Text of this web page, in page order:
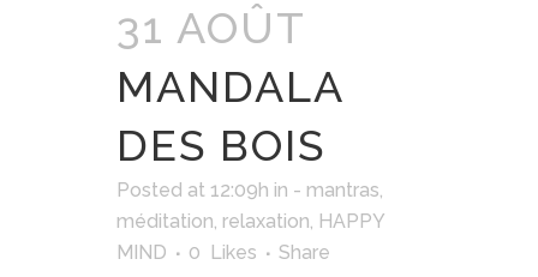
31 AOÛT
MANDALA
DES BOIS
Posted at 12:09h in - mantras,
méditation, relaxation HAPPY
MIND
0 Likes Share